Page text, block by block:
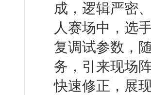
成，逻辑严密
人赛场中，选
复调试参数，
务，引来现场
快速修正，展